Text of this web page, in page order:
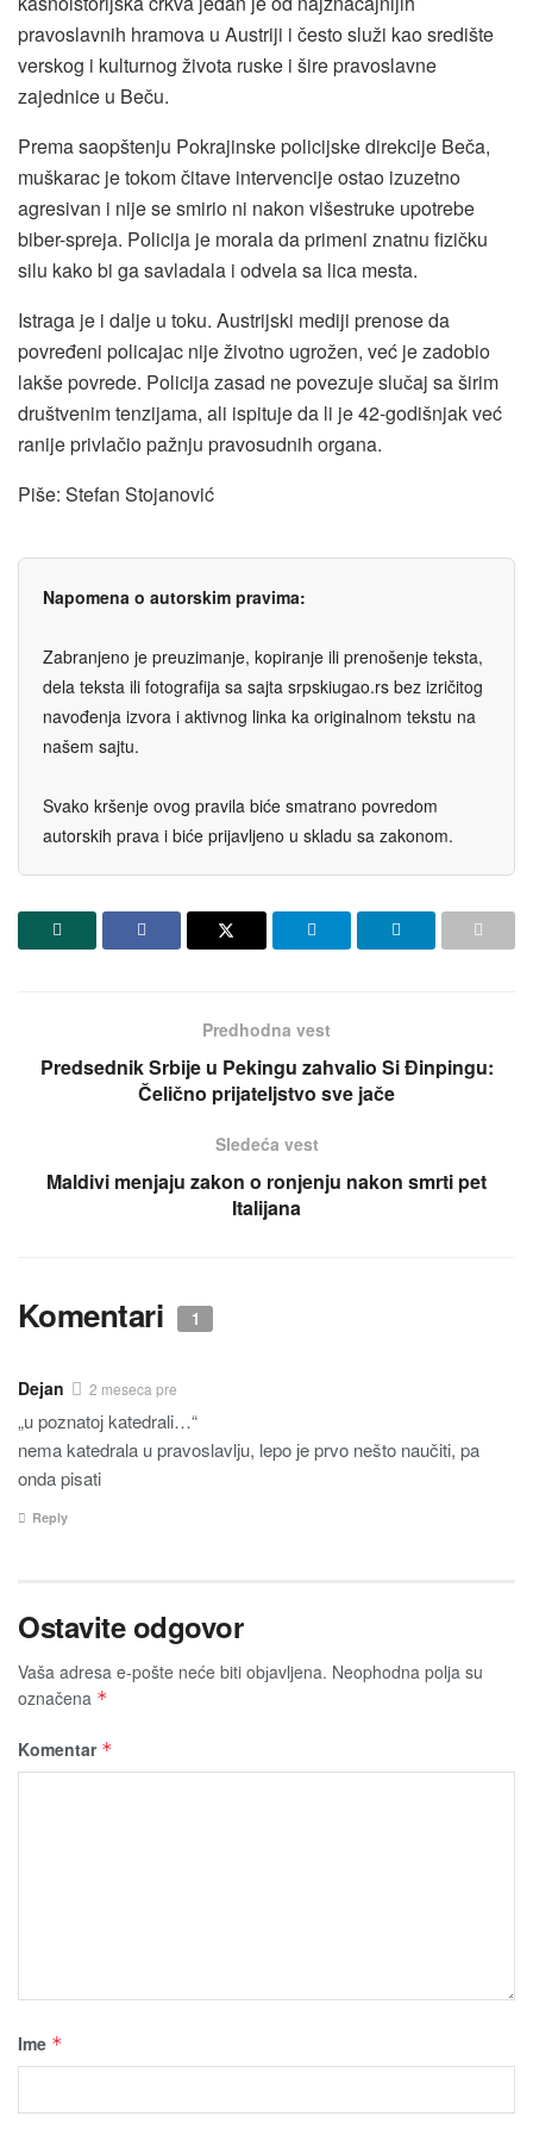
pravoslavnih hramova u Austriji i često služi kao središte
verskog i kulturnog života ruske i šire pravoslavne
zajednice u Beču.
Prema saopštenju Pokrajinske policijske direkcije Beča,
muškarac je tokom čitave intervencije ostao izuzetno
agresivan i nije se smirio ni nakon višestruke upotrebe
biber-spreja. Policija je morala da primeni znatnu fizičku
silu kako bi ga savladala i odvela sa lica mesta.
Istraga je i dalje u toku. Austrijski mediji prenose da
povređeni policajac nije životno ugrožen, već je zadobio
lakše povrede. Policija zasad ne povezuje slučaj sa širim
društvenim tenzijama, ali ispituje da li je 42-godišnjak već
ranije privlačio pažnju pravosudnih organa.
Piše: Stefan Stojanović
Napomena o autorskim pravima:
Zabranjeno je preuzimanje, kopiranje ili prenošenje teksta,
dela teksta ili fotografija sa sajta srpskiugao.rs bez izričitog
navođenja izvora i aktivnog linka ka originalnom tekstu na
našem sajtu.
Svako kršenje ovog pravila biće smatrano povredom
autorskih prava i biće prijavljeno u skladu sa zakonom.
Predhodna vest
Predsednik Srbije u Pekingu zahvalio Si Đinpingu:
Čelično prijateljstvo sve jače
Sledeća vest
Maldivi menjaju zakon o ronjenju nakon smrti pet
Italijana
Komentari 1
Dejan 2 meseca pre
„u poznatoј katedrali…“
nema katedrala u pravoslavlju, lepo јe prvo nešto naučiti, pa
onda pisati
Reply
Ostavite odgovor
Vaša adresa e-pošte neće biti obјavljena. Neophodna polja su
označena *
Komentar *
Ime *